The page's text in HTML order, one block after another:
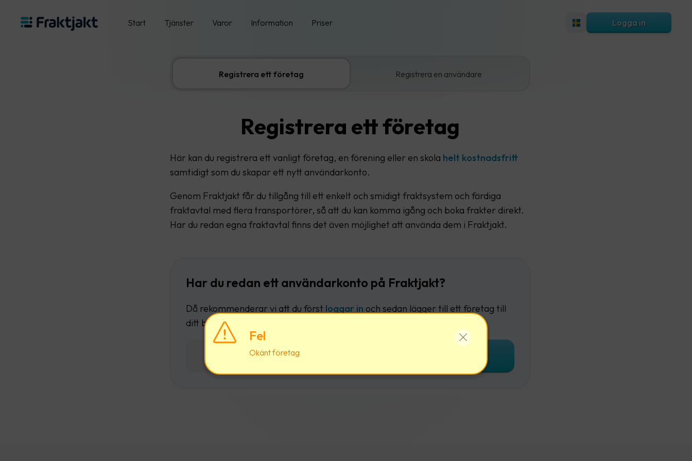
Start Tjänster Varor Information Priser Logga in
Fel
Okänt företag
Registrera ett företag Registrera en användare
Registrera ett företag
Här kan du registrera ett vanligt företag, en förening eller en skola helt kostnadsfritt
samtidigt som du skapar ett nytt användarkonto.
Genom Fraktjakt får du tillgång till ett enkelt och smidigt fraktsystem och färdiga
fraktavtal med flera transportörer, så att du kan komma igång och boka frakter direkt.
Har du redan egna fraktavtal finns det även möjlighet att använda dem i Fraktjakt.
Har du redan ett användarkonto på Fraktjakt?
Då rekommenderar vi att du först loggar in och sedan lägger till ett företag till
ditt befintliga användarkonto.
Logga in